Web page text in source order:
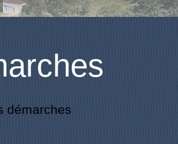
démarches